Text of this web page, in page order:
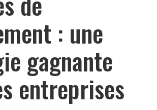
: une
gagnante
entreprises